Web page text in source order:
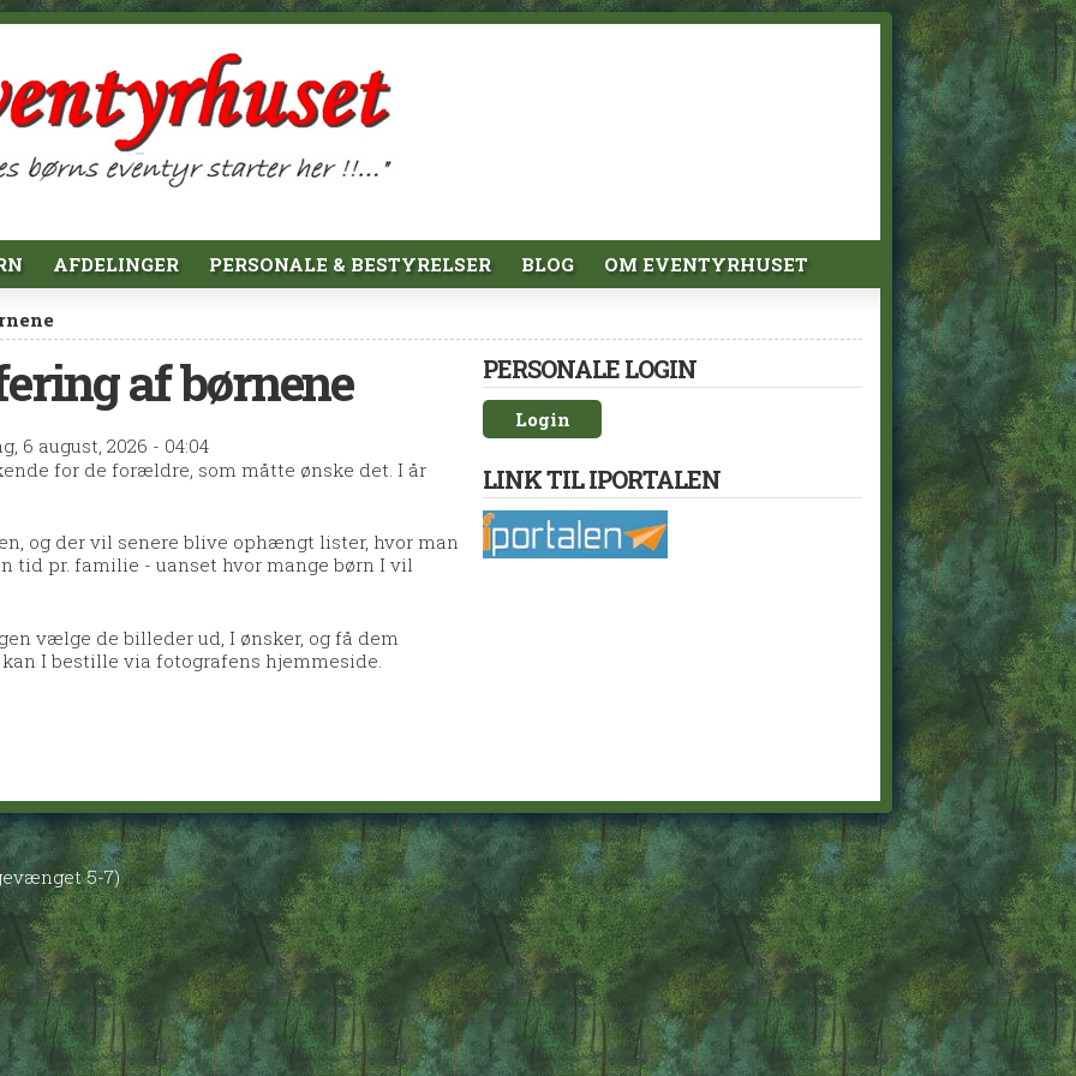
AFDELINGER PERSONALE & BESTYRELSER BLOG OM EVENTYRHUSET
af børnene
6 august, 2026 - 04:04
for de forældre, som måtte ønske det. I år
og der vil senere blive ophængt lister, hvor man
tid pr. familie - uanset hvor mange børn I vil
vælge de billeder ud, I ønsker, og få dem
I bestille via fotografens hjemmeside.
PERSONALE LOGIN
Login
LINK TIL IPORTALEN
5-7)